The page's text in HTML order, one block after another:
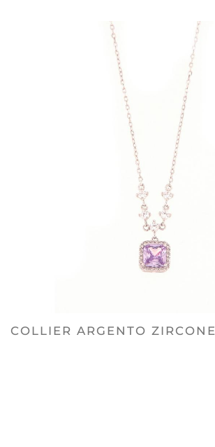
COLLIER ARGENTO ZIRCONE